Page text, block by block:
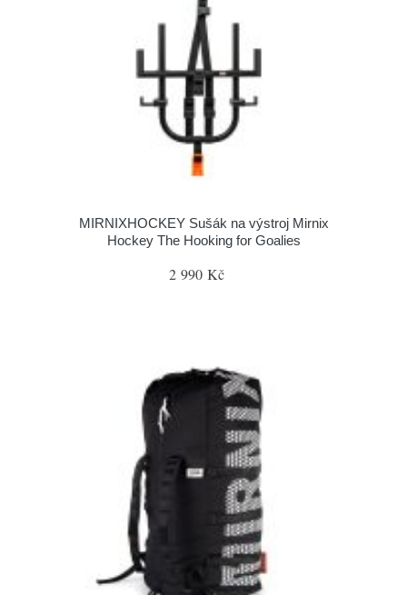
MIRNIXHOCKEY Sušák na výstroj Mirnix
Hockey The Hooking for Goalies
2 990 Kč